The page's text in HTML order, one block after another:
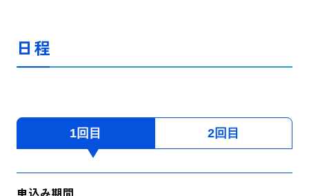
日程
1回目 2回目
申込み期間